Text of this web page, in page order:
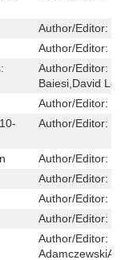
Author/Editor:
Author/Editor:
Author/Editor:
Baiesi,David
Author/Editor:
Author/Editor:
Author/Editor:
Author/Editor:
Author/Editor:
Author/Editor:
Author/Editor: